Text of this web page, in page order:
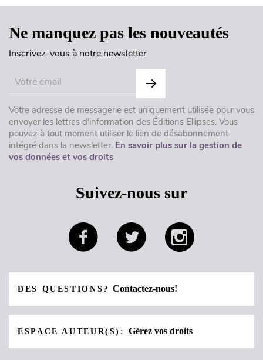
Ne manquez pas les nouveautés
Inscrivez-vous à notre newsletter
Votre adresse de messagerie est uniquement utilisée pour vous
envoyer les lettres d'information des Éditions Ellipses. Vous
pouvez à tout moment utiliser le lien de désabonnement
intégré dans la newsletter. En savoir plus sur la gestion de
vos données et vos droits
Suivez-nous sur
DES QUESTIONS?Contactez-nous!
ESPACE AUTEUR(S):Gérez vos droits